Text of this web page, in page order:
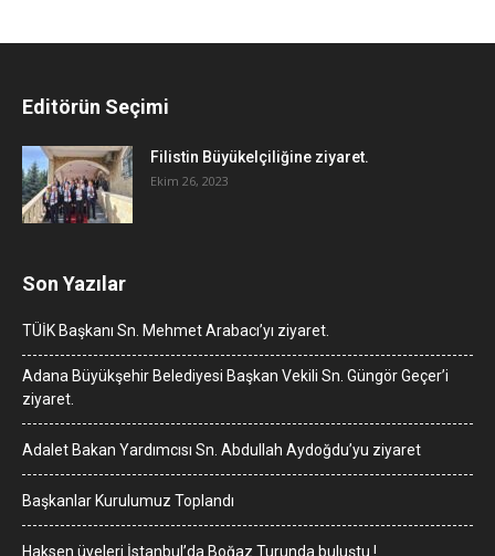
Editörün Seçimi
Filistin Büyükelçiliğine ziyaret.
Ekim 26, 2023
Son Yazılar
TÜİK Başkanı Sn. Mehmet Arabacı’yı ziyaret.
Adana Büyükşehir Belediyesi Başkan Vekili Sn. Güngör Geçer’i
ziyaret.
Adalet Bakan Yardımcısı Sn. Abdullah Aydoğdu’yu ziyaret
Başkanlar Kurulumuz Toplandı
Haksen üyeleri İstanbul’da Boğaz Turunda buluştu !